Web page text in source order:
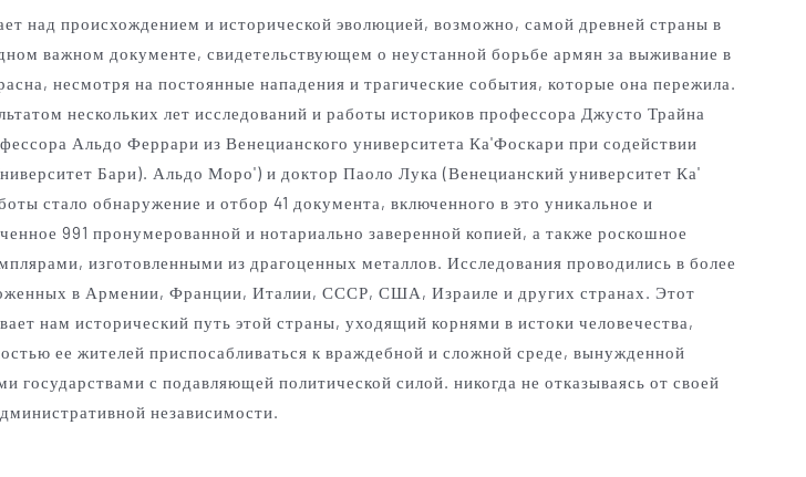
над происхождением и исторической эволюцией, возможно, самой древней страны в
важном документе, свидетельствующем о неустанной борьбе армян за выживание в
несмотря на постоянные нападения и трагические события, которые она пережила.
нескольких лет исследований и работы историков профессора Джусто Трайна
Альдо Феррари из Венецианского университета Ка'Фоскари при содействии
Бари). Альдо Моро') и доктор Паоло Лука (Венецианский университет Ка'
стало обнаружение и отбор 41 документа, включенного в это уникальное и
991 пронумерованной и нотариально заверенной копией, а также роскошное
изготовленными из драгоценных металлов. Исследования проводились в более
в Армении, Франции, Италии, СССР, США, Израиле и других странах. Этот
нам исторический путь этой страны, уходящий корнями в истоки человечества,
ее жителей приспосабливаться к враждебной и сложной среде, вынужденной
государствами с подавляющей политической силой. никогда не отказываясь от своей
независимости.